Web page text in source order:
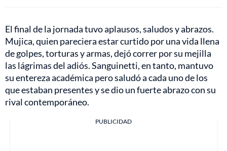
El final de la jornada tuvo aplausos, saludos y abrazos.
Mujica, quien pareciera estar curtido por una vida llena
de golpes, torturas y armas, dejó correr por su mejilla
las lágrimas del adiós. Sanguinetti, en tanto, mantuvo
su entereza académica pero saludó a cada uno de los
que estaban presentes y se dio un fuerte abrazo con su
rival contemporáneo.
PUBLICIDAD